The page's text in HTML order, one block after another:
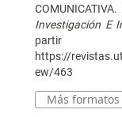
COMUNICATIVA.
Investigación E
https://
ew/463
Más